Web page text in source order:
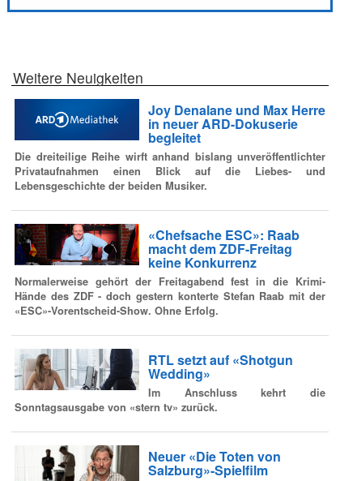
Weitere Neuigkeiten
Joy Denalane und Max Herre
in neuer ARD-Dokuserie
begleitet
Die dreiteilige Reihe wirft anhand bislang unveröffentlichter
Privataufnahmen einen Blick auf die Liebes- und
Lebensgeschichte der beiden Musiker.
«Chefsache ESC»: Raab
macht dem ZDF-Freitag
keine Konkurrenz
Normalerweise gehört der Freitagabend fest in die Krimi-
Hände des ZDF - doch gestern konterte Stefan Raab mit der
«ESC»-Vorentscheid-Show. Ohne Erfolg.
RTL setzt auf «Shotgun
Wedding»
Im Anschluss kehrt die
Sonntagsausgabe von «stern tv» zurück.
Neuer «Die Toten von
Salzburg»-Spielfilm